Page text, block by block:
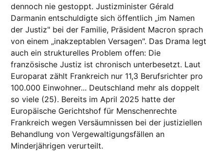
dennoch nie gestoppt. Justizminister Gérald
Darmanin entschuldigte sich öffentlich „im Namen
der Justiz" bei der Familie, Präsident Macron sprach
von einem „inakzeptablen Versagen". Das Drama legt
auch ein strukturelles Problem offen: Die
französische Justiz ist chronisch unterbesetzt. Laut
Europarat zählt Frankreich nur 11,3 Berufsrichter pro
100.000 Einwohner... Deutschland mehr als doppelt
so viele (25). Bereits im April 2025 hatte der
Europäische Gerichtshof für Menschenrechte
Frankreich wegen Versäumnissen bei der justiziellen
Behandlung von Vergewaltigungsfällen an
Minderjährigen verurteilt.